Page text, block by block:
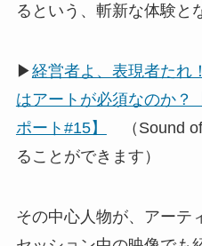
るという、斬新な体験と
▶経営者よ、表現者たれ
はアートが必須なのか？
ポート#15】
（Sound
ることができます）
その中心人物が、アーテ